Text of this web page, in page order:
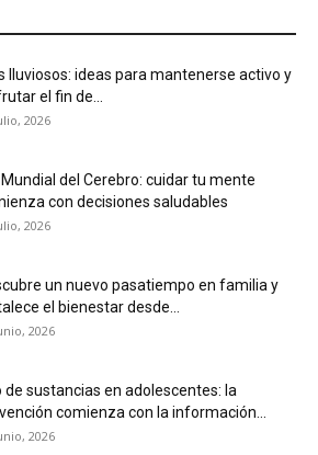
lluviosos: ideas para mantenerse activo y
el fin de...
2026
Mundial del Cerebro: cuidar tu mente
con decisiones saludables
2026
un nuevo pasatiempo en familia y
el bienestar desde...
2026
de sustancias en adolescentes: la
comienza con la información...
2026